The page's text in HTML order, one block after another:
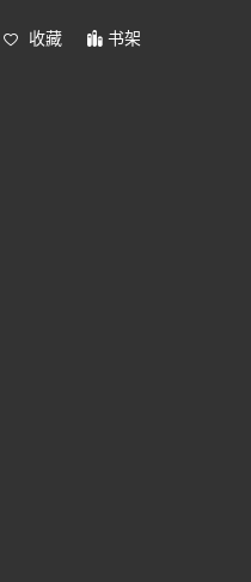
收藏 书架